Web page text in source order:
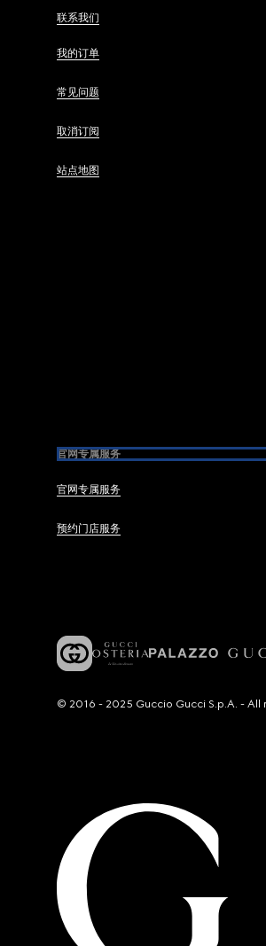
联系我们
我的订单
常见问题
取消订阅
站点地图
官网专属服务
官网专属服务
预约门店服务
© 2016 - 2025 Guccio Gucci S.p.A. -